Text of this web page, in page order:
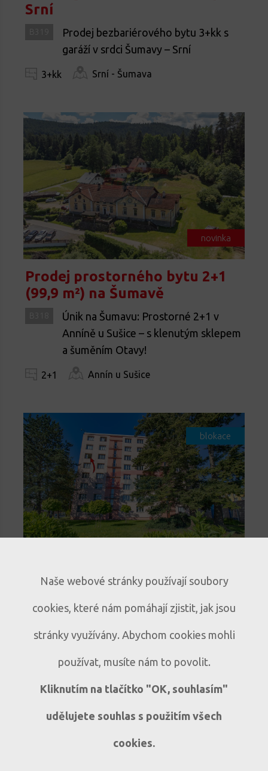
Srní
Prodej bezbariérového bytu 3+kk s
garáží v srdci Šumavy – Srní
3+kk Srní - Šumava
novinka
Prodej prostorného bytu 2+1
(99,9 m²) na Šumavě
Únik na Šumavu: Prostorné 2+1 v
Anníně u Sušice – s klenutým sklepem
a šuměním Otavy!
2+1 Annín u Sušice
blokace
Světlý byt 3+1 s lodžií a
Sušici
B317
Prodej bytu 3+1 s lodžií a
Naše webové stránky používají soubory
cookies, které nám pomáhají zjistit, jak jsou
stránky využívány. Abychom cookies mohli
používat, musíte nám to povolit.
Kliknutím na tlačítko "OK, souhlasím"
udělujete souhlas s použitím všech
cookies.